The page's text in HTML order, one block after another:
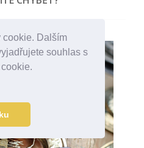
cookie. Dalším
souhlas s